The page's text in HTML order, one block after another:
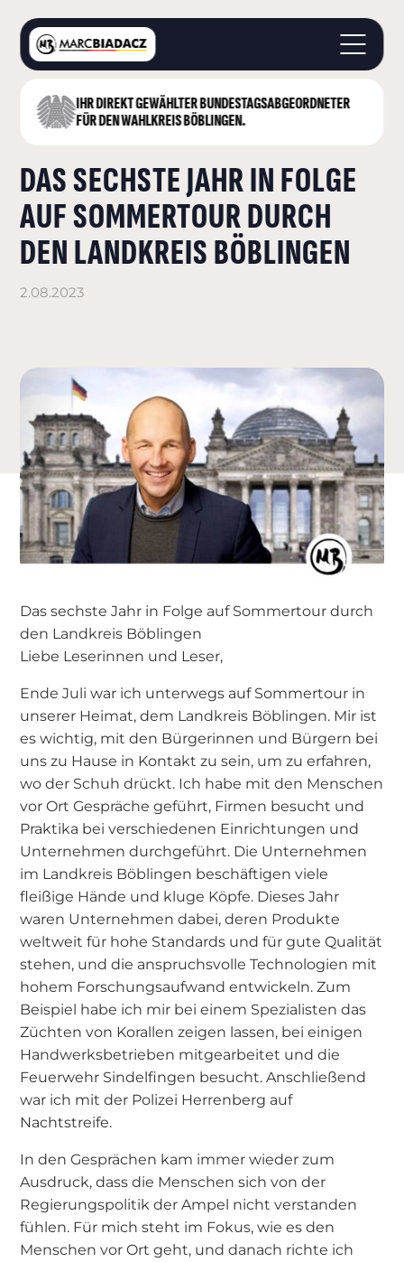
IHR DIREKT GEWÄHLTER BUNDESTAGS­ABGEORDNETER
FÜR DEN WAHLKREIS BÖBLINGEN.
STARTSEITE
LANDKREIS BÖBLINGEN
DEUTSCHER BUNDESTAG
AKTUELLES
KONTAKT
DAS SECHSTE JAHR IN FOLGE
AUF SOMMERTOUR DURCH
DEN LANDKREIS BÖBLINGEN
2.08.2023
Das sechste Jahr in Folge auf Sommertour durch
den Landkreis Böblingen
Liebe Leserinnen und Leser,
Ende Juli war ich unterwegs auf Sommertour in
unserer Heimat, dem Landkreis Böblingen. Mir ist
es wichtig, mit den Bürgerinnen und Bürgern bei
uns zu Hause in Kontakt zu sein, um zu erfahren,
wo der Schuh drückt. Ich habe mit den Menschen
vor Ort Gespräche geführt, Firmen besucht und
Praktika bei verschiedenen Einrichtungen und
Unternehmen durchgeführt. Die Unternehmen
im Landkreis Böblingen beschäftigen viele
fleißige Hände und kluge Köpfe. Dieses Jahr
waren Unternehmen dabei, deren Produkte
weltweit für hohe Standards und für gute Qualität
stehen, und die anspruchsvolle Technologien mit
hohem Forschungsaufwand entwickeln. Zum
Beispiel habe ich mir bei einem Spezialisten das
Züchten von Korallen zeigen lassen, bei einigen
Handwerksbetrieben mitgearbeitet und die
Feuerwehr Sindelfingen besucht. Anschließend
war ich mit der Polizei Herrenberg auf
Nachtstreife.
In den Gesprächen kam immer wieder zum
Ausdruck, dass die Menschen sich von der
Regierungspolitik der Ampel nicht verstanden
fühlen. Für mich steht im Fokus, wie es den
Menschen vor Ort geht, und danach richte ich